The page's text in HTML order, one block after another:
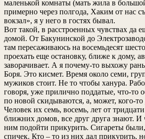
маленькой комнаты (мать жила в
примерно через полгода, Хаким от нас
вокзал», я у него в гостях бывал.
Вот такой, в расстроенных чувствах да
домой. От Бакунинской до
там пересаживаюсь на восемьдесят
проехать еще остановку, ближе к дому,
заворачивает. А я почему-то выхожу
Боря. Это кисмет. Время около семи,
мужиков стоит. Не то чтобы ханура.
говоря, уже прилично поддатые, что-то
по новой скидываются, а, может, кого-
Человек их семь, восемь, лет от
ближних домов, все друг друга знают. И
ним подойти прикурить. Сигареты
спичек. Кто – то из них дал прикурить,